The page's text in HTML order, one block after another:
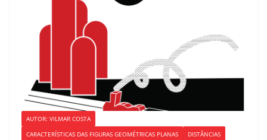
AUTOR: VILMAR COSTA
CARACTERÍSTICAS DAS FIGURAS GEOMÉTRICAS PLANAS
DISTÂNCIAS